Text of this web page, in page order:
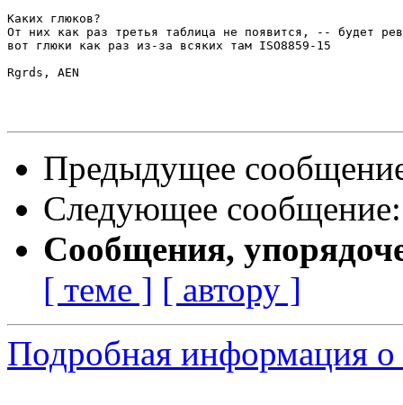
Каких глюков?
От них как раз третья таблица не появится, -- будет
вот глюки как раз из-за всяких там ISO8859-15
Rgrds, AEN
Предыдущее
Следующее
Сообщения,
[ теме ] [ автору ]
Подробная информация о